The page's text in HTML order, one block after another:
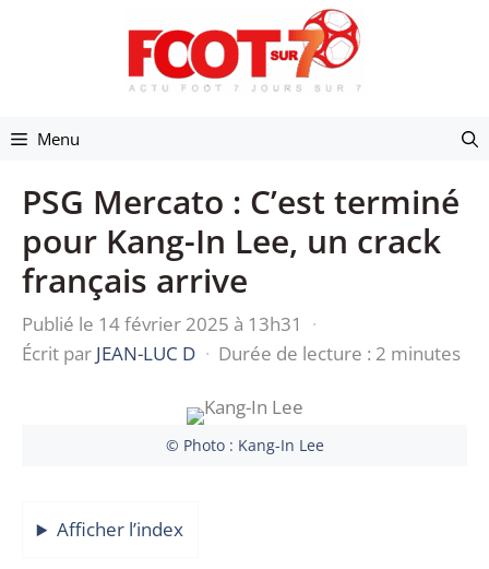
Menu
PSG Mercato : C’est terminé
pour Kang-In Lee, un crack
français arrive
Publié le 14 février 2025 à 13h31
·
Écrit par JEAN-LUC D · Durée de lecture : 2 minutes
© Photo : Kang-In Lee
Afficher l’index